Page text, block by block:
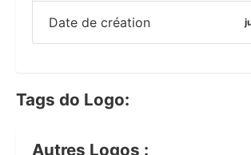
Date de création
Tags do Logo:
Autres Logos :